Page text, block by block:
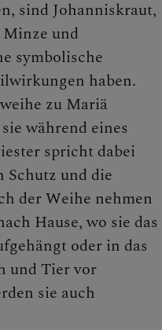
sind Johanniskraut,
und
symbolische
haben.
zu Mariä
während eines
spricht dabei
Schutz und die
der Weihe nehmen
Hause, wo sie das
oder in das
und Tier vor
sie auch